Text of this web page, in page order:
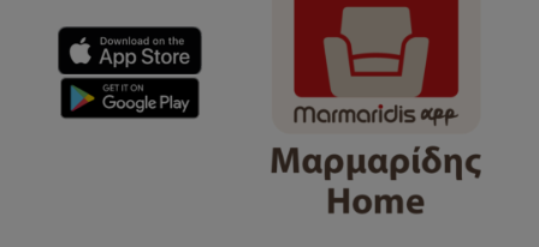
e-mail
Το μήνυμά σας